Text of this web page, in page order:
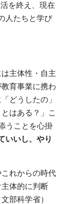
を終え、現在
人たちと学び
主体性・自主
育事業に携わ
どうしたの」
はある？」こ
うことを心掛
いし、やり
れからの時代
体的に判断
部科学省）